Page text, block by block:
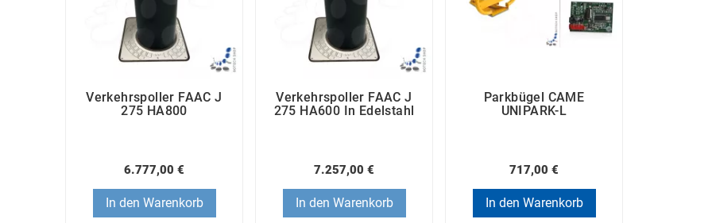
Verkehrspoller FAAC J
275 HA800
6.777,00 €
In den Warenkorb
Verkehrspoller FAAC J
275 HA600 In Edelstahl
7.257,00 €
In den Warenkorb
Parkbügel CAME
UNIPARK-L
717,00 €
In den Warenkorb